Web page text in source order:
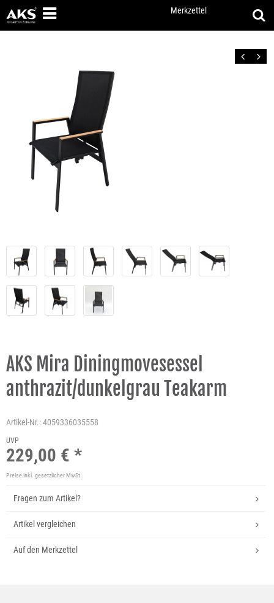
Merkzettel
Zurück Vor
AKS Mira Diningmovesessel
anthrazit/dunkelgrau Teakarm
Artikel-Nr.:4059336035558
UVP
229,00 € *
Preise inkl. gesetzlicher MwSt.
Fragen zum Artikel?
Artikel vergleichen
Auf den Merkzettel